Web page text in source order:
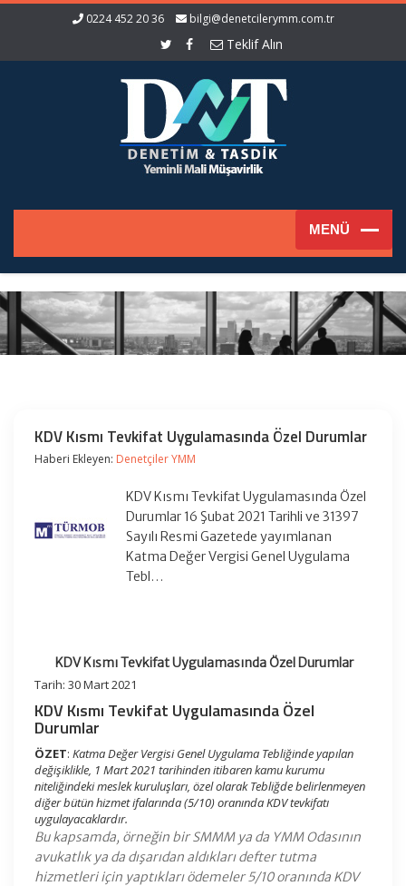
0224 452 20 36 bilgi@denetcilerymm.com.tr
Teklif Alın
KDV Kısmı Tevkifat Uygulamasında Özel Durumlar
Haberi Ekleyen: Denetçiler YMM
KDV Kısmı Tevkifat Uygulamasında Özel
Durumlar 16 Şubat 2021 Tarihli ve 31397
Sayılı Resmi Gazetede yayımlanan
Katma Değer Vergisi Genel Uygulama
Tebl…
KDV Kısmı Tevkifat Uygulamasında Özel Durumlar
Tarih: 30 Mart 2021
KDV Kısmı Tevkifat Uygulamasında Özel
Durumlar
ÖZET: Katma Değer Vergisi Genel Uygulama Tebliğinde yapılan
değişiklikle, 1 Mart 2021 tarihinden itibaren kamu kurumu
niteliğindeki meslek kuruluşları, özel olarak Tebliğde belirlenmeyen
diğer bütün hizmet ifalarında (5/10) oranında KDV tevkifatı
uygulayacaklardır.
Bu kapsamda, örneğin bir SMMM ya da YMM Odasının
avukatlık ya da dışarıdan aldıkları defter tutma
hizmetleri için yaptıkları ödemeler 5/10 oranında KDV